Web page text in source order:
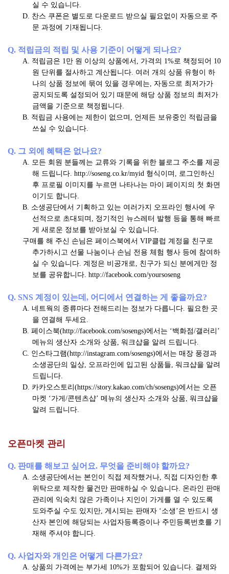
실 수 있습니다.
D. 찬스 쿠폰은 별도로 다운로드 받으실 필요없이 자동으로 주
문 과정에 기재됩니다.
Q. 적립금의 적립 및 사용 기준이 어떻게 되나요?
A. 적립금은 1만 원 이상의 상품에서, 가격의 1%로 책정되어 10
원 단위를 절사하고 계산됩니다. 여러 개의 상품 유형이 하
나의 상품 정보에 묶여 있을 경우에는, 자동으로 최저가가
공지되도록 설정되어 있기 때문에 해당 상품 정보의 최저가
금액을 기준으로 책정됩니다.
B. 적립금 사용에는 제한이 없으며, 언제든 보유중인 적립금을
쓰실 수 있습니다.
Q. 그 외에 혜택은 없나요?
A. 모든 회원 분들께는 교류와 기록을 위한 블로그 주소를 제공
해 드립니다. http://soseng.co.kr/myid 형식이며, 로그인하신
후 프로필 이미지를 누르면 나타나는 마이 페이지의 첫 화면
이기도 합니다.
B. 소생공단에서 기획하고 있는 여러가지 오프라인 행사에 우
선적으로 초대되며, 정기적인 뉴스레터 발행 등을 통해 빠르
게 새로운 정보를 받아보실 수 있습니다.
구매를 해 주신 손님은 페이스북에서 VIP클럽 계정을 친구로
추가하시고 선물 나눔이나 손님 전용 체험 행사 등에 참여하
실 수 있습니다. 계정은 비공개로, 친구가 되신 분에게만 정
보를 공유합니다. http://facebook.com/yoursoseng
Q. SNS 계정이 있는데, 어디에서 연결하는 게 좋을까요?
A. 네트웍의 종류마다 전해드리는 정보가 다릅니다. 필요한 곳
을 연결해 두세요.
B. 페이스북(http://facebook.com/sosengs)에서는 ‘백화점/갤러리’
메뉴의 생산자 소개와 상품, 워크샵을 알려 드립니다.
C. 인스타그램(http://instagram.com/sosengs)에서는 매장 풍경과
소생공단의 일상, 오프라인에 입고된 상품들, 워크샵을 알려
드립니다.
D. 카카오스토리(https://story.kakao.com/ch/sosengs)에서는 오픈
마켓 ‘가게/콘텐츠샵’ 메뉴의 생산자 소개와 상품, 워크샵을
알려 드립니다.
오픈마켓 관리
Q. 판매를 해보고 싶어요. 무엇을 준비해야 할까요?
A. 소생공단에서는 본인이 직접 제작했거나, 직접 디자인한 후
위탁으로 제작한 물건만 판매하실 수 있습니다. 온라인 판매
관리에 익숙치 않은 가족이나 지인이 가게를 열 수 있도록
도와주실 수도 있지만, 게시되는 판매자 ‘소생’은 반드시 생
산자 본인에 해당되는 사업자등록증이나 주민등록번호를 기
재해 주셔야 합니다.
Q. 사업자와 개인은 어떻게 다른가요?
A. 상품의 가격에는 부가세 10%가 포함되어 있습니다. 결제와